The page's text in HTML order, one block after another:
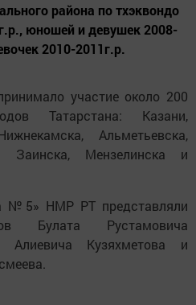
района по тхэквондо
юношей и девушек 2008-
2010-2011г.р.
участие около 200
Татарстана: Казани,
Альметьевска,
Заинска, Мензелинска и
№5» НМР РТ представляли
Булата Рустамовича
Алиевича Кузяхметова и